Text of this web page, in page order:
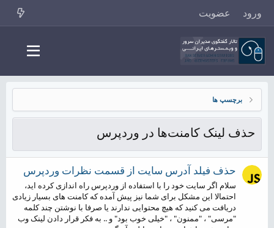
ورود عضویت
برچسپ ها
حذف لینک کامنت‌ها در وردپرس
حذف فیلد آدرس سایت از قسمت نظرات وردپرس
سلام اگر سایت خود را با استفاده از وردپرس راه اندازی کرده اید،
احتمالا این مشکل برای شما نیز پیش آمده که کامنت های بسیار زیادی
دریافت می کنید که هیچ محتوایی ندارند یا صرفا با نوشتن چند کلمه
"مرسی" ، "ممنون" ، "خیلی خوب بود" و .. به فکر قرار دادن لینک وب